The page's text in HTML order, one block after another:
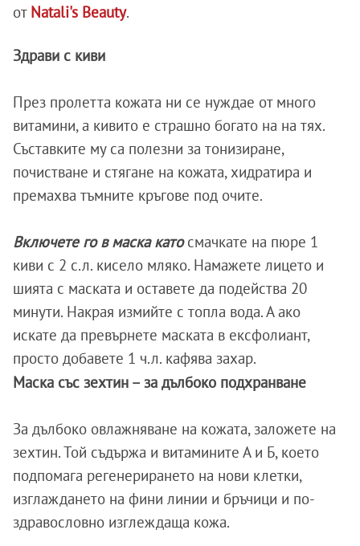
от Natali's Beauty.
Здрави с киви
През пролетта кожата ни се нуждае от много
витамини, а кивито е страшно богато на на тях.
Съставките му са полезни за тонизиране,
почистване и стягане на кожата, хидратира и
премахва тъмните кръгове под очите.
Включете го в маска катосмачкате на пюре 1
киви с 2 с.л. кисело мляко. Намажете лицето и
шията с маската и оставете да подейства 20
минути. Накрая измийте с топла вода. А ако
искате да превърнете маската в ексфолиант,
просто добавете 1 ч.л. кафява захар.
Маска със зехтин – за дълбоко подхранване
За дълбоко овлажняване на кожата, заложете на
зехтин. Той съдържа и витамините А и Б, което
подпомага регенерирането на нови клетки,
изглаждането на фини линии и бръчици и по-
здравословно изглеждаща кожа.